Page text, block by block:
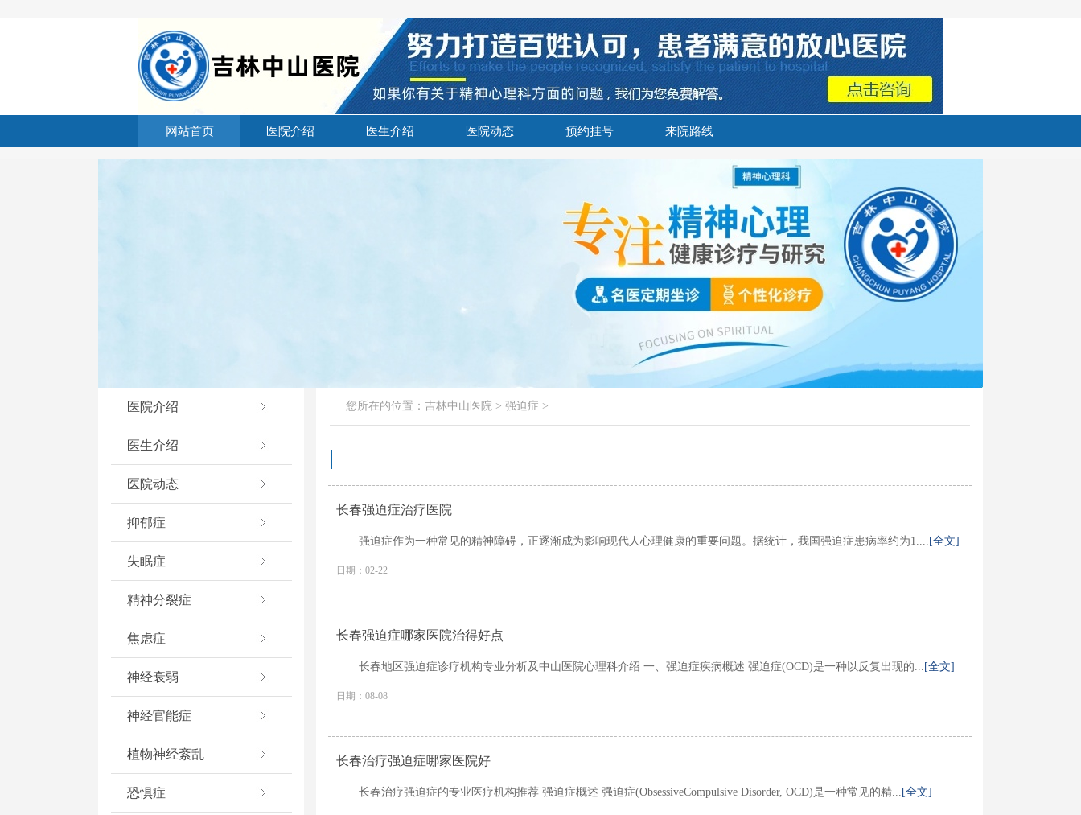
网站首页 医院介绍 医生介绍 医院动态 预约挂号 来院路线
医院介绍
医生介绍
医院动态
抑郁症
失眠症
精神分裂症
焦虑症
神经衰弱
神经官能症
植物神经紊乱
恐惧症
您所在的位置： 吉林中山医院> 强迫症 >
长春强迫症治疗医院
强迫症作为一种常见的精神障碍，正逐渐成为影响现代人心理健康的重要问题。据统计，我国强迫症患病率约为1.... [全文]
日期：02-22
长春强迫症哪家医院治得好点
长春地区强迫症诊疗机构专业分析及中山医院心理科介绍 一、强迫症疾病概述 强迫症(OCD)是一种以反复出现的... [全文]
日期：08-08
长春治疗强迫症哪家医院好
长春治疗强迫症的专业医疗机构推荐 强迫症概述 强迫症(ObsessiveCompulsive Disorder, OCD)是一种常见的精... [全文]